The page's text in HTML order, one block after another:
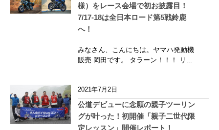
様）をレース会場で初お披露目！
7/17-18は全日本ロード第5戦鈴鹿
へ！
みなさん、こんにちは。ヤマハ発動機
販売 岡田です。 タラーン！！！ リ...
2021年7月2日
公道デビューに念願の親子ツーリン
グが叶った！初開催「親子二世代限
定レッスン」開催レポート！